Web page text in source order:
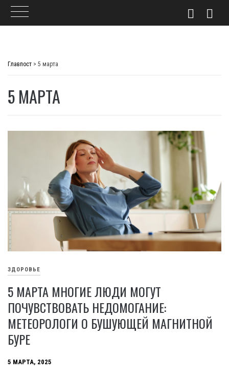
Главпост > 5 марта
5 МАРТА
ЗДОРОВЬЕ
5 МАРТА МНОГИЕ ЛЮДИ МОГУТ
ПОЧУВСТВОВАТЬ НЕДОМОГАНИЕ:
МЕТЕОРОЛОГИ О БУШУЮЩЕЙ МАГНИТНОЙ
БУРЕ
5 МАРТА, 2025